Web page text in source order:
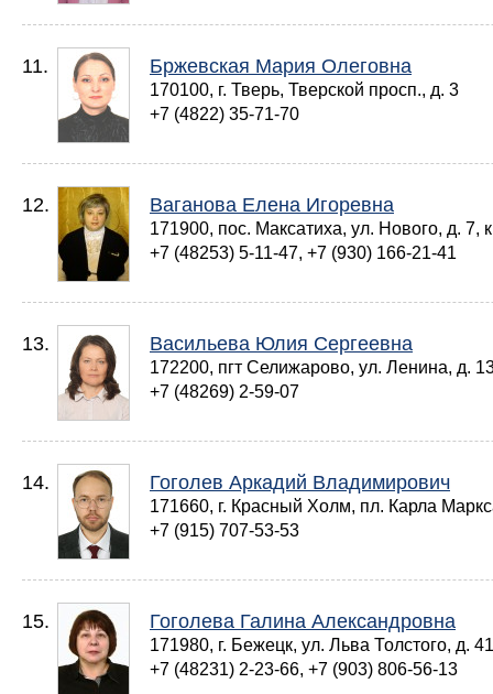
11. Бржевская Мария Олеговна
170100, г. Тверь, Тверской просп., д. 3
+7 (4822) 35-71-70
12. Ваганова Елена Игоревна
171900, пос. Максатиха, ул. Нового, д. 7,
+7 (48253) 5-11-47, +7 (930) 166-21-41
13. Васильева Юлия Сергеевна
172200, пгт Селижарово, ул. Ленина, д.
+7 (48269) 2-59-07
14. Гоголев Аркадий Владимирович
171660, г. Красный Холм, пл. Карла
+7 (915) 707-53-53
15. Гоголева Галина Александровна
171980, г. Бежецк, ул. Льва Толстого, д.
+7 (48231) 2-23-66, +7 (903) 806-56-13